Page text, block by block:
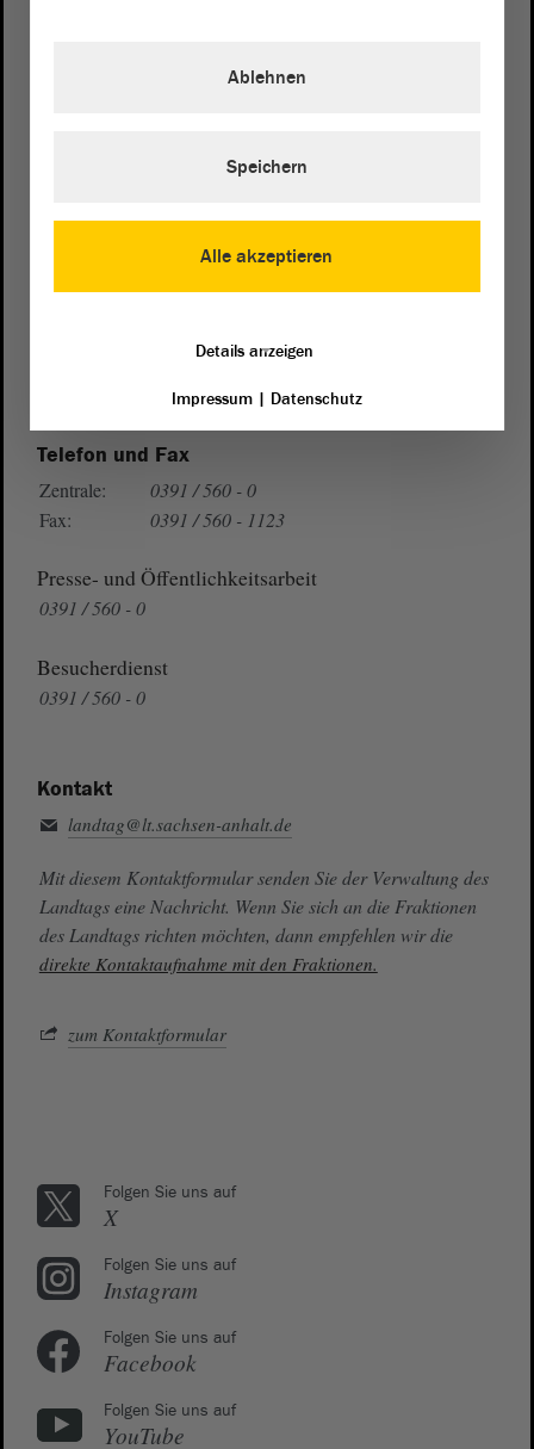
39104 Magdeburg
Wegbeschreibung
Auf Google Maps
Telefon und Fax
Zentrale:
0391 / 560 - 0
Fax:
0391 / 560 - 1123
Presse- und Öffentlichkeitsarbeit
0391 / 560 - 0
Besucherdienst
0391 / 560 - 0
Kontakt
landtag@lt.sachsen-anhalt.de
Mit diesem Kontaktformular senden Sie der Verwaltung des
Landtags eine Nachricht. Wenn Sie sich an die Fraktionen
des Landtags richten möchten, dann empfehlen wir die
direkte Kontaktaufnahme mit den Fraktionen.
zum Kontaktformular
Folgen Sie uns auf
X
Folgen Sie uns auf
Instagram
Folgen Sie uns auf
Facebook
Folgen Sie uns auf
YouTube
Alle akzeptieren
Ablehnen
Speichern
Details anzeigen
Impressum| Datenschutz